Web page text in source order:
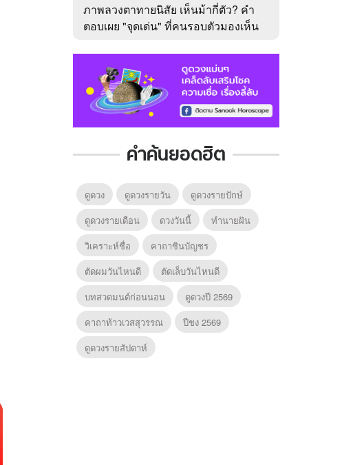
ภาพลวงตาทายนิสัย เห็นม้ากี่ตัว? คำ
ตอบเผย "จุดเด่น" ที่คนรอบตัวมองเห็น
คำค้นยอดฮิต
ดูดวง ดูดวงรายวัน
ดูดวงรายปักษ์
ดูดวงรายเดือน
ดวงวันนี้
ทํานายฝัน
วิเคราะห์ชื่อ
คาถาชินบัญชร
ตัดผมวันไหนดี
ตัดเล็บวันไหนดี
บทสวดมนต์ก่อนนอน
ดูดวงปี 2569
คาถาท้าวเวสสุวรรณ
ปีชง 2569
ดูดวงรายสัปดาห์